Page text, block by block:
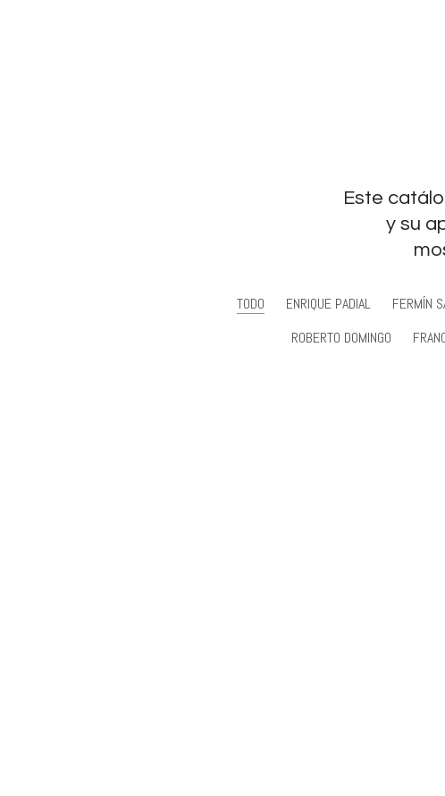
Este
y su
TODO ENRIQUE PADIAL FERMÍN
ROBERTO DOMINGO